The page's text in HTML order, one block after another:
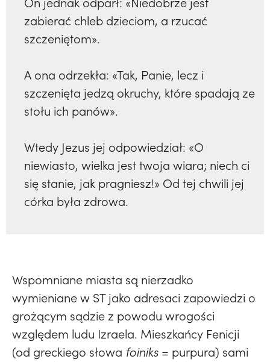
zabierać chleb dzieciom, a rzucać
szczeniętom».
A ona odrzekła: «Tak, Panie, lecz i
szczenięta jedzą okruchy, które spadają ze
stołu ich panów».
Wtedy Jezus jej odpowiedział: «O
niewiasto, wielka jest twoja wiara; niech ci
się stanie, jak pragniesz!» Od tej chwili jej
córka była zdrowa.
Wspomniane miasta są nierzadko
wymieniane w ST jako adresaci zapowiedzi o
grożącym sądzie z powodu wrogości
względem ludu Izraela. Mieszkańcy Fenicji
(od greckiego słowa foiniks = purpura) sami